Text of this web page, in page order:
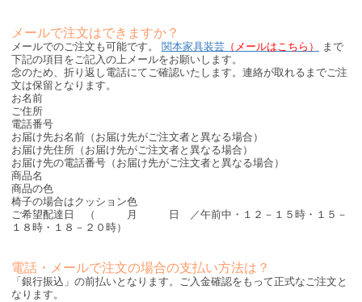
メールで注文はできますか？
メールでのご注文も可能です。 関本家具装芸 （メールはこちら）
まで
下記の項目をご記入の上メールをお願いします。
念のため、折り返し電話にてご確認いたします。連絡が取れるまでご注
文は保留となります。
お名前
ご住所
電話番号
お届け先お名前（お届け先がご注文者と異なる場合）
お届け先住所（お届け先がご注文者と異なる場合）
お届け先の電話番号（お届け先がご注文者と異なる場合）
商品名
商品の色
椅子の場合はクッション色
ご希望配達日 （ 月 日 ／午前中・１２－１５時・１５－
１８時・１８－２０時）
電話・メールで注文の場合の支払い方法は？
「銀行振込」の前払いとなります。ご入金確認をもって正式なご注文と
なります。